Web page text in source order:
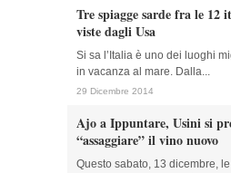
Tre spiagge sarde fra le 12
viste dagli Usa
Si sa l’Italia è uno dei luoghi
in vacanza al mare. Dalla...
29 Dicembre 2014
Ajo a Ippuntare, Usini si
“assaggiare” il vino nuovo
Questo sabato, 13 dicembre,